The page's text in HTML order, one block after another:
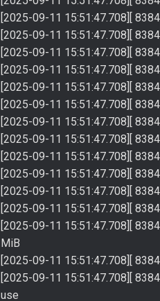
[2025-09-11
[2025-09-11
[2025-09-11 15:51:47.708][
[2025-09-11 15:51:47.708][
[2025-09-11
[2025-09-11 15:51:47.708][
[2025-09-11
[2025-09-11
[2025-09-11
[2025-09-11 15:51:47.708][
[2025-09-11 15:51:47.708][
[2025-09-11 15:51:47.708][
[2025-09-11 15:51:47.708][
MiB
[2025-09-11 15:51:47.708][
[2025-09-11 15:51:47.708][
use